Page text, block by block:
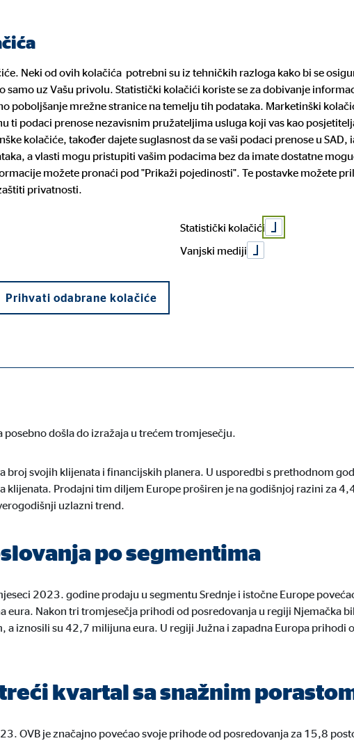
Naši partneri Povijest tvrtke
Vaše osiguranje Dom i mobilnost
Blog Karijera
Prilika za posao Prilika za
Mediji Pravne informacije
Informacije o sustavu zaštite
ulagatelja
Prijava nepravilnosti
AG bilježi
kvartalu
posebno došla do izražaja u trećem tromjesečju.
broj svojih klijenata i financijskih planera. U usporedbi s prethodnom
klijenata. Prodajni tim diljem Europe proširen je na godišnjoj razini za
uzlazni trend.
po segmentima
2023. godine prodaju u segmentu Srednje i istočne Europe
eura. Nakon tri tromjesečja prihodi od posredovanja u regiji Njemačka
a iznosili su 42,7 milijuna eura. U regiji Južna i zapadna Europa prihodi
kvartal sa snažnim
OVB je značajno povećao svoje prihode od posredovanja za 15,8
Neki od ovih kolačića potrebni su iz tehničkih razloga kako bi se
samo uz Vašu privolu. Statistički kolačići koriste se za dobivanje
poboljšanje mrežne stranice na temelju tih podataka. Marketinški
ti podaci prenose nezavisnim pružateljima usluga koji vas kao
kolačiće, također dajete suglasnost da se vaši podaci prenose u SAD,
a vlasti mogu pristupiti vašim podacima bez da imate dostatne
možete pronaći pod "Prikaži pojedinosti". Te postavke možete
privatnosti.
Statistički kolačići
Vanjski mediji
Prihvati odabrane kolačiće
fe_typo_user
Spremanje korisničkih postavki
Upravljanje postavkama suglasnosti